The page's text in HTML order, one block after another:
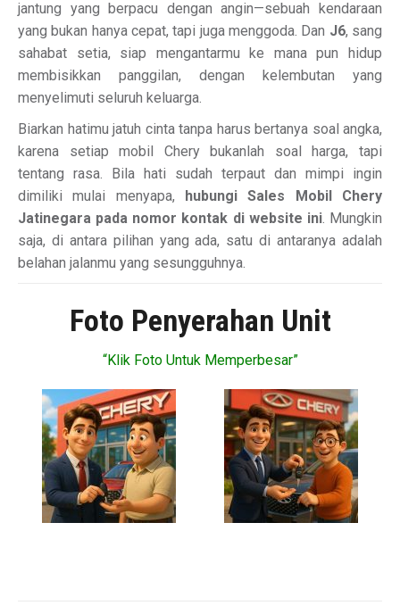
jantung yang berpacu dengan angin—sebuah kendaraan
yang bukan hanya cepat, tapi juga menggoda. Dan J6, sang
sahabat setia, siap mengantarmu ke mana pun hidup
membisikkan panggilan, dengan kelembutan yang
menyelimuti seluruh keluarga.
Biarkan hatimu jatuh cinta tanpa harus bertanya soal angka,
karena setiap mobil Chery bukanlah soal harga, tapi
tentang rasa. Bila hati sudah terpaut dan mimpi ingin
dimiliki mulai menyapa, hubungi Sales Mobil Chery
Jatinegara pada nomor kontak di website ini. Mungkin
saja, di antara pilihan yang ada, satu di antaranya adalah
belahan jalanmu yang sesungguhnya.
Foto Penyerahan Unit
“Klik Foto Untuk Memperbesar”